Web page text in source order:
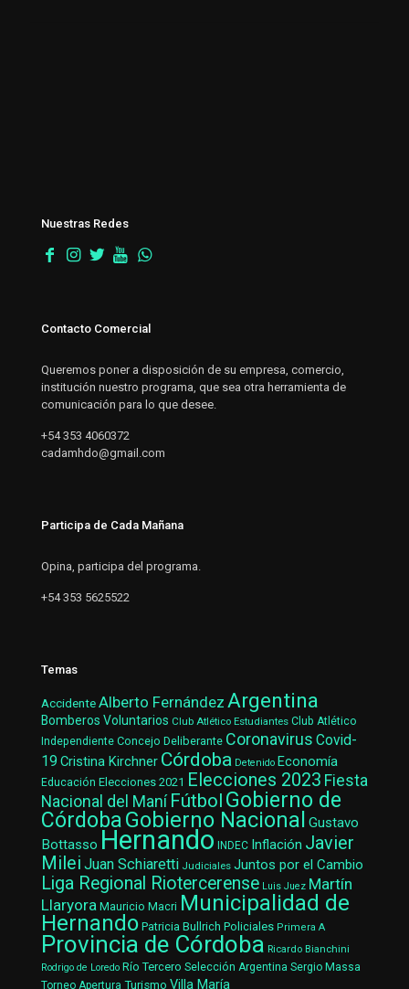
Nuestras Redes
Contacto Comercial
Queremos poner a disposición de su empresa, comercio,
institución nuestro programa, que sea otra herramienta de
comunicación para lo que desee.
+54 353 4060372
cadamhdo@gmail.com
Participa de Cada Mañana
Opina, participa del programa.
+54 353 5625522
Temas
AccidenteAlberto Fernández Argentina
Bomberos Voluntarios Club Atlético Estudiantes Club Atlético
Independiente Concejo Deliberante Coronavirus Covid-
19 Cristina Kirchner Córdoba Detenido Economía
Educación Elecciones 2021 Elecciones 2023 Fiesta
Nacional del Maní Fútbol Gobierno de
CórdobaGobierno Nacional Gustavo
Bottasso Hernando INDEC Inflación Javier
Milei Juan Schiaretti Judiciales Juntos por el Cambio
Liga Regional Riotercerense Luis Juez Martín
Llaryora Mauricio Macri Municipalidad de
Hernando Patricia Bullrich Policiales Primera A
Provincia de Córdoba Ricardo Bianchini
Rodrigo de Loredo Río Tercero Selección Argentina Sergio Massa
Torneo Apertura Turismo Villa María